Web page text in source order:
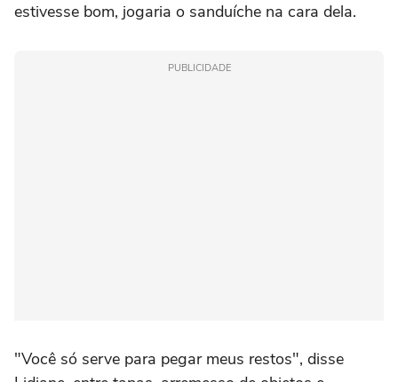
estivesse bom, jogaria o sanduíche na cara dela.
PUBLICIDADE
"Você só serve para pegar meus restos", disse